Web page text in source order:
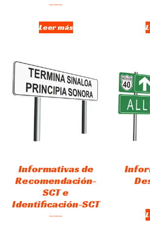
Hay existencias
Leer más
Informativas de
Recomendación-
SCT e
Identificación-SCT
Hay existencias